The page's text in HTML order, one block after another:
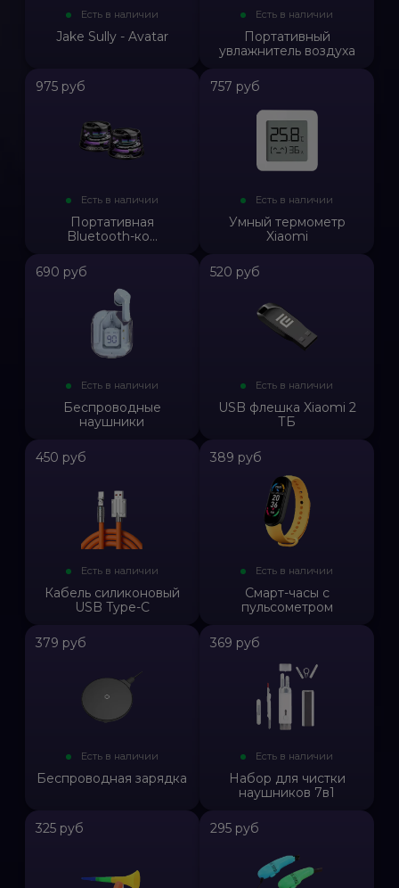
Есть в наличии
Jake Sully - Avatar
Есть в наличии
Портативный
увлажнитель воздуха
975 руб
Есть в наличии
Портативная
Bluetooth-ко...
757 руб
Есть в наличии
Умный термометр
Xiaomi
690 руб
Есть в наличии
Беспроводные
наушники
520 руб
Есть в наличии
USB флешка Xiaomi 2
ТБ
450 руб
Есть в наличии
Кабель силиконовый
USB Type-C
389 руб
Есть в наличии
Смарт-часы с
пульсометром
379 руб
Есть в наличии
Беспроводная зарядка
369 руб
Есть в наличии
Набор для чистки
наушников 7в1
325 руб 295 руб